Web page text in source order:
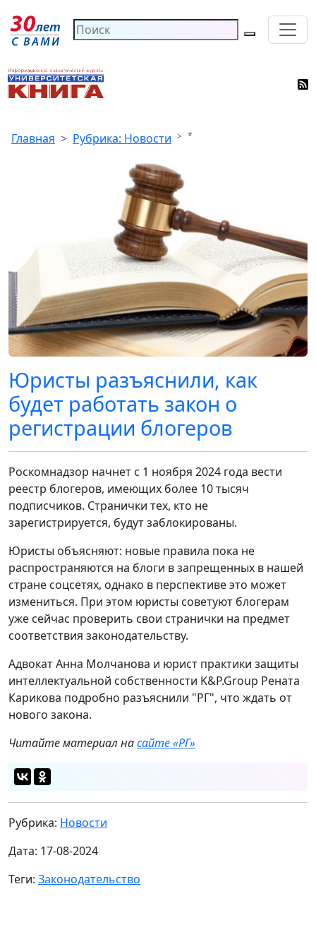
Главная Рубрика: Новости *
Юристы разъяснили, как
будет работать закон о
регистрации блогеров
Роскомнадзор начнет с 1 ноября 2024 года вести
реестр блогеров, имеющих более 10 тысяч
подписчиков. Странички тех, кто не
зарегистрируется, будут заблокированы.
Юристы объясняют: новые правила пока не
распространяются на блоги в запрещенных в нашей
стране соцсетях, однако в перспективе это может
измениться. При этом юристы советуют блогерам
уже сейчас проверить свои странички на предмет
соответствия законодательству.
Адвокат Анна Молчанова и юрист практики защиты
интеллектуальной собственности K&P.Group Рената
Карикова подробно разъяснили "РГ", что ждать от
нового закона.
Читайте материал насайте «РГ»
Рубрика: Новости
Дата: 17-08-2024
Теги: Законодательство